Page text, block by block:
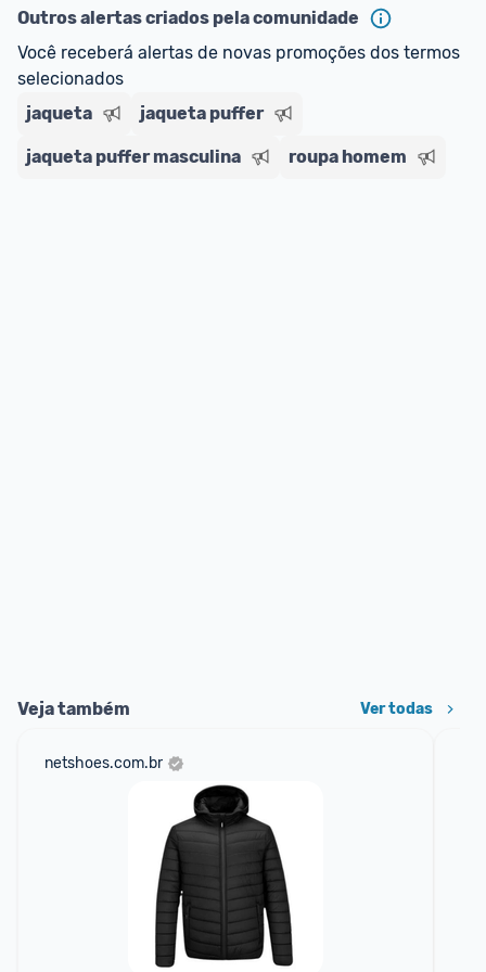
regras do cartão N Card, clique aqui.
Entrega Expressa: A partir de 2 dias úteis.*
*Confira aqui
Outros alertas criados pela comunidade
Você receberá alertas de novas promoções dos termos
selecionados
jaqueta
jaqueta puffer
jaqueta puffer masculina roupa homem
Veja também Ver todas
netshoes.com.br